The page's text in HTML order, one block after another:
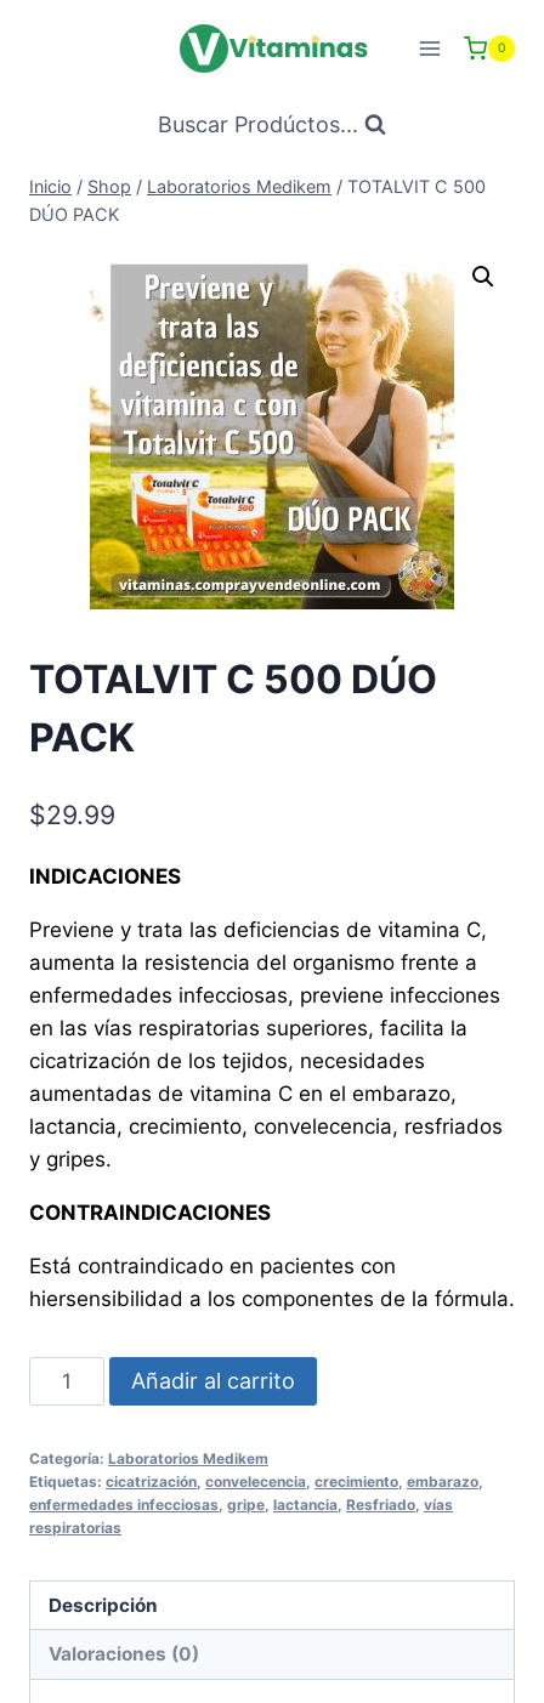
0
Buscar Prodúctos...
Inicio / Shop / Laboratorios Medikem / TOTALVIT C 500
DÚO PACK
TOTALVIT C 500 DÚO
PACK
$29.99
INDICACIONES
Previene y trata las deficiencias de vitamina C,
aumenta la resistencia del organismo frente a
enfermedades infecciosas, previene infecciones
en las vías respiratorias superiores, facilita la
cicatrización de los tejidos, necesidades
aumentadas de vitamina C en el embarazo,
lactancia, crecimiento, convelecencia, resfriados
y gripes.
CONTRAINDICACIONES
Está contraindicado en pacientes con
hiersensibilidad a los componentes de la fórmula.
TOTALVIT
C
DÚO
PACK
cantidad
Añadir al carrito
Categoría: Laboratorios Medikem
Etiquetas: cicatrización convelecencia crecimiento embarazo
enfermedades infecciosas gripe lactancia Resfriado vías
respiratorias
Descripción
Valoraciones (0)